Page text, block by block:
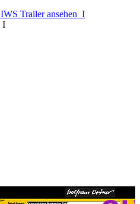
IWS Trailer ansehen I
I